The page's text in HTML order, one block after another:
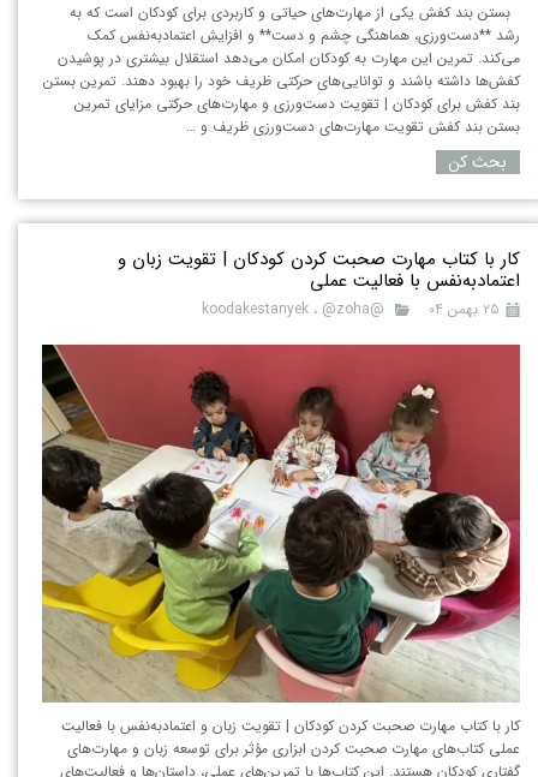
بستن بند کفش یکی از مهارت‌های حیاتی و کاربردی برای کودکان است که به
رشد **دست‌ورزی، هماهنگی چشم و دست** و افزایش اعتمادبه‌نفس کمک
می‌کند. تمرین این مهارت به کودکان امکان می‌دهد استقلال بیشتری در پوشیدن
کفش‌ها داشته باشند و توانایی‌های حرکتی ظریف خود را بهبود دهند. تمرین بستن
بند کفش برای کودکان | تقویت دست‌ورزی و مهارت‌های حرکتی مزایای تمرین
بستن بند کفش تقویت مهارت‌های دست‌ورزی ظریف و …
بحث کن
کار با کتاب مهارت صحبت کردن کودکان | تقویت زبان و
اعتمادبه‌نفس با فعالیت عملی
۲۵ بهمن ۰۴ @koodakestanyek ، @zoha
کار با کتاب مهارت صحبت کردن کودکان | تقویت زبان و اعتمادبه‌نفس با فعالیت
عملی کتاب‌های مهارت صحبت کردن ابزاری مؤثر برای توسعه زبان و مهارت‌های
گفتاری کودکان هستند. این کتاب‌ها با تمرین‌های عملی، داستان‌ها و فعالیت‌های